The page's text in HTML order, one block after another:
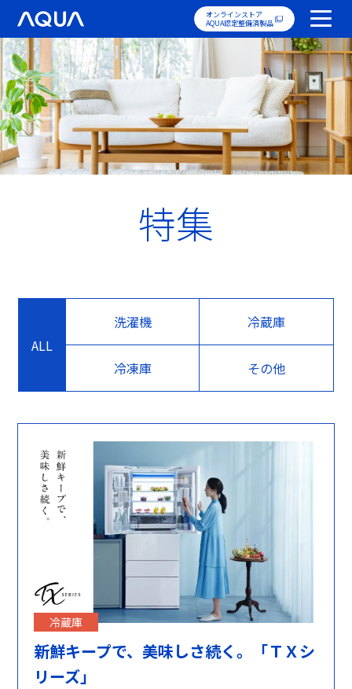
オンラインストア
AQUA認定整備済製品
特集
ALL
洗濯機 冷蔵庫
冷凍庫 その他
冷蔵庫
新鮮キープで、美味しさ続く。「ＴＸシ
リーズ」